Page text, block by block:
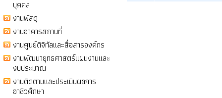
บุคคล
งานพัสดุ
งานอาคารสถานที่
งานศูนย์ดิจิทัลและสื่อสารองค์กร
งานพัฒนายุทธศาสตร์แผนงานและ
งบประมาณ
งานติดตามและประเมินผลการ
อาชีวศึกษา